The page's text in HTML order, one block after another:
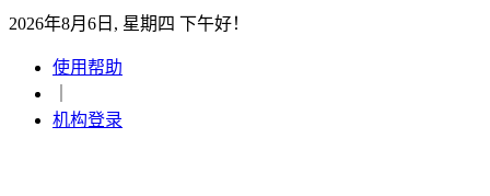
2026年8月6日, 星期四 下午好！
使用帮助
机构登录